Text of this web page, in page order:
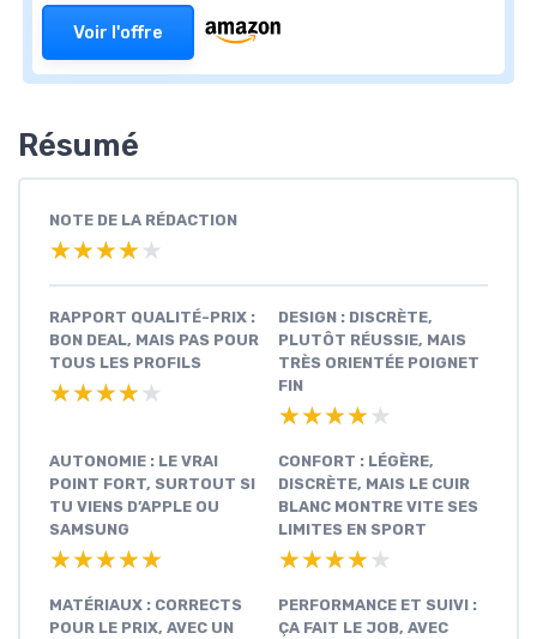
Voir l'offre
Résumé
NOTE DE LA RÉDACTION
★★★★★
★★★★★
RAPPORT QUALITÉ-PRIX :
BON DEAL, MAIS PAS POUR
TOUS LES PROFILS
★★★★★
★★★★★
DESIGN : DISCRÈTE,
PLUTÔT RÉUSSIE, MAIS
TRÈS ORIENTÉE POIGNET
FIN
★★★★★
★★★★★
AUTONOMIE : LE VRAI
POINT FORT, SURTOUT SI
TU VIENS D’APPLE OU
SAMSUNG
★★★★★
★★★★★
CONFORT : LÉGÈRE,
DISCRÈTE, MAIS LE CUIR
BLANC MONTRE VITE SES
LIMITES EN SPORT
★★★★★
★★★★★
MATÉRIAUX : CORRECTS
POUR LE PRIX, AVEC UN
PERFORMANCE ET SUIVI :
ÇA FAIT LE JOB, AVEC